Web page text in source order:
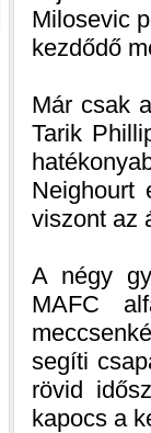
Milosevic
kezdődő
Már csak
Tarik
Neighourt
viszont az
A négy
MAFC
segíti
rövid
kapocs a